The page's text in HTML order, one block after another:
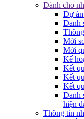
Dành cho
Dự
Danh
Mời
Mời
Kế
Kết
Kết
Kết
Danh
hiện
Thông tin